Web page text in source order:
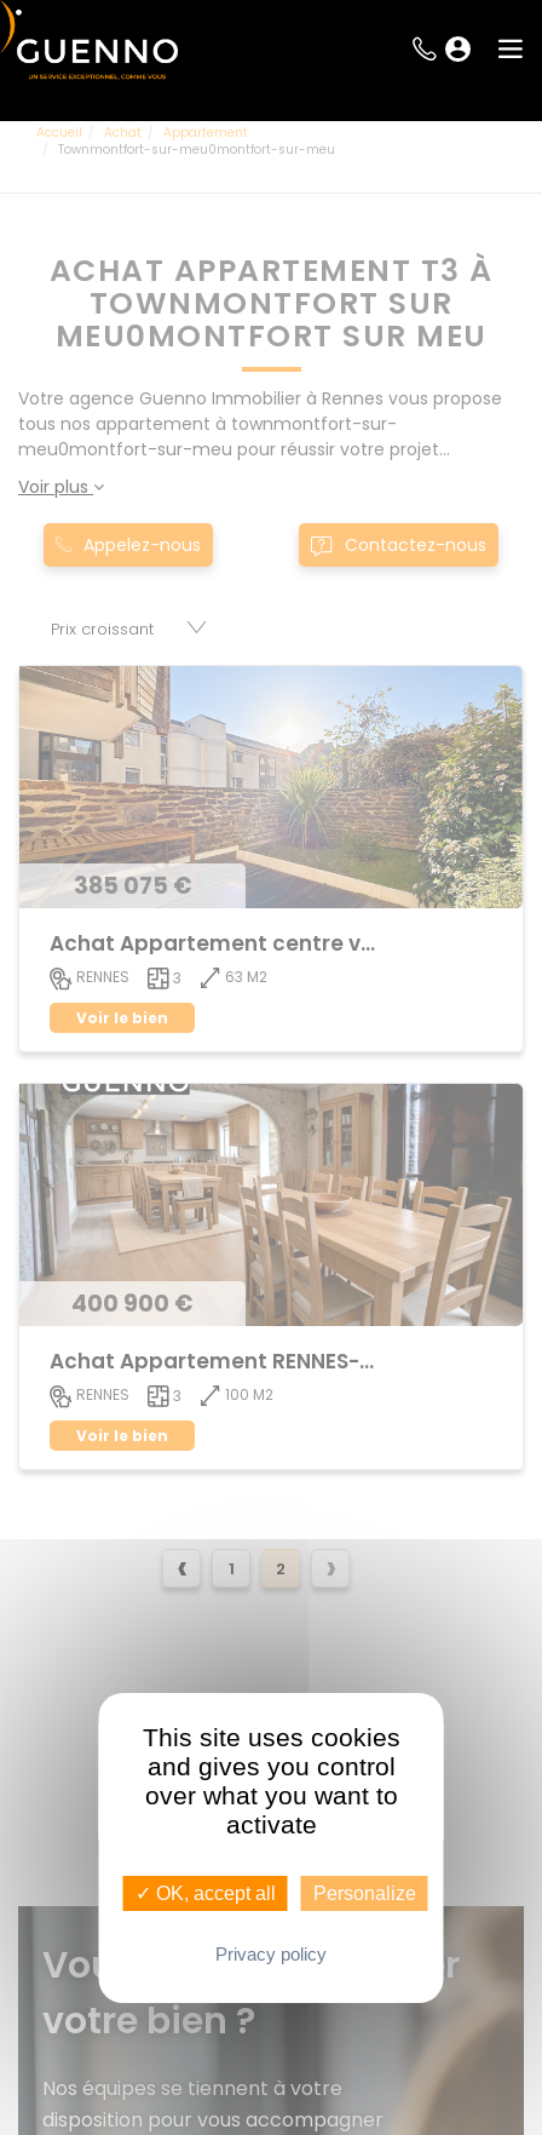
Accueil Achat
Appartement
Townmontfort-sur-meu0montfort-sur-meu
ACHAT APPARTEMENT T3 À
TOWNMONTFORT SUR
MEU0MONTFORT SUR MEU
Votre agence Guenno Immobilier à Rennes vous propose
tous nos appartement à townmontfort-sur-
meu0montfort-sur-meu pour réussir votre projet
immobilier d' achat. Consultez l'ensemble de nos offres à
Rennes mais également aux alentours : Le Rheu, Pacé,
Montgermont... Nos appartement T3 à townmontfort-sur-
meu0montfort-sur-meu sont proposés au meilleur prix du
parkings, cessions de baux, fonds de commerces,
Voir plus
Appelez-nous Contactez-nous
385 075 €
Achat Appartement centre ville
RENNES 3
63 M2
Voir le bien
400 900 €
Achat Appartement RENNES- MABILAIS
RENNES 3
100 M2
Voir le bien
‹ 1 2 ›
Vous voulez faire gérer
votre bien ?
Nos équipes se tiennent à votre
disposition pour vous accompagner
This site uses cookies
and gives you control
over what you want to
activate
✓ OK, accept all Personalize
Privacy policy